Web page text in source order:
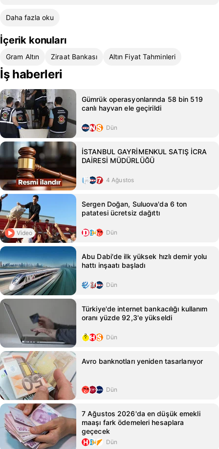
Daha fazla oku
İçerik konuları
Gram Altın Ziraat Bankası Altın Fiyat Tahminleri
İş haberleri
Gümrük operasyonlarında 58 bin 519
canlı hayvan ele geçirildi
Dün
İSTANBUL GAYRİMENKUL SATIŞ İCRA
DAİRESİ MÜDÜRLÜĞÜ
4 Ağustos
Video
Sergen Doğan, Suluova'da 6 ton
patatesi ücretsiz dağıttı
Dün
Abu Dabi'de ilk yüksek hızlı demir yolu
hattı inşaatı başladı
Dün
Türkiye'de internet bankacılığı kullanım
oranı yüzde 92,3'e yükseldi
Dün
Avro banknotları yeniden tasarlanıyor
Dün
7 Ağustos 2026'da en düşük emekli
maaşı fark ödemeleri hesaplara
geçecek
Dün